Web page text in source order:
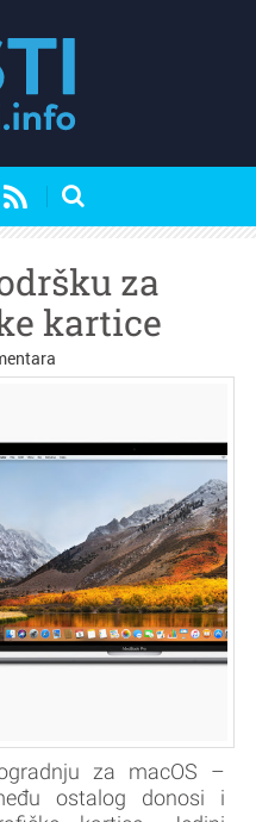
za
kartice
za macOS –
ostalog donosi i